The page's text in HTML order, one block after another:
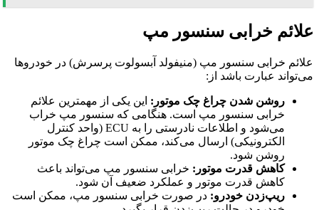
علائم خرابی سنسور مپ
علائم خرابی سنسور مپ (منیفولد آبسولوت پرسرش) در خودروها
می‌تواند عبارت باشد از:
روشن شدن چراغ چک موتور: این یکی از مهمترین علائم
خرابی سنسور مپ است. هنگامی که سنسور مپ خراب
می‌شود و اطلاعات نادرستی را به ECU (واحد کنترل
الکترونیکی) ارسال می‌کند، ممکن است چراغ چک موتور
روشن شود.
کاهش قدرت موتور: خرابی سنسور مپ می‌تواند باعث
کاهش قدرت موتور و عملکرد ضعیف آن شود.
ریپ‌زدن خودرو: در صورت خرابی سنسور مپ، ممکن است